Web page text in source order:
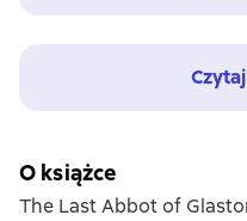
O książce
The Last Abbot of